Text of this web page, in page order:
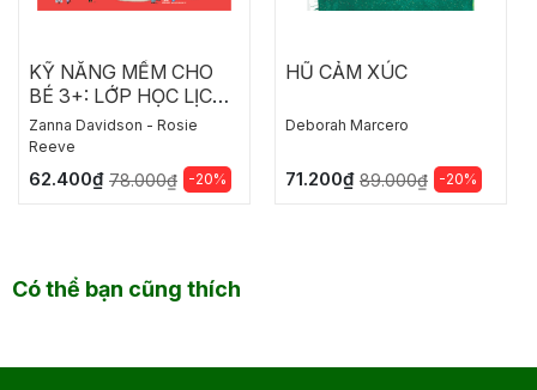
KỸ NĂNG MỀM CHO
BÉ 3+: LỚP HỌC LỊCH
SỰ CỦA CÔ MOLLY
Zanna Davidson - Rosie
Reeve
62.400₫ 78.000₫ -20%
HŨ CẢM XÚC
Deborah Marcero
71.200₫ 89.000₫ -20%
Có thể bạn cũng thích